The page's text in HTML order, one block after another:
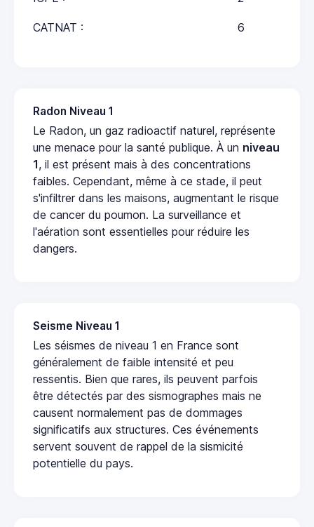
CATNAT : 6
Radon Niveau 1
Le Radon, un gaz radioactif naturel, représente
une menace pour la santé publique. À un niveau
1, il est présent mais à des concentrations
faibles. Cependant, même à ce stade, il peut
s'infiltrer dans les maisons, augmentant le risque
de cancer du poumon. La surveillance et
l'aération sont essentielles pour réduire les
dangers.
Seisme Niveau 1
Les séismes de niveau 1 en France sont
généralement de faible intensité et peu
ressentis. Bien que rares, ils peuvent parfois
être détectés par des sismographes mais ne
causent normalement pas de dommages
significatifs aux structures. Ces événements
servent souvent de rappel de la sismicité
potentielle du pays.